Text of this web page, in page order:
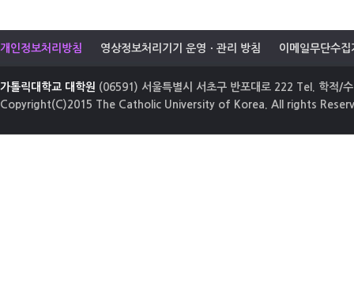
개인정보처리방침 영상정보처리기기 운영ㆍ관리 방침 이메일무단수집
가톨릭대학교 대학원 (06591) 서울특별시 서초구 반포대로 222 Tel. 학적/
Copyright(C)2015 The Catholic University of Korea. All rights